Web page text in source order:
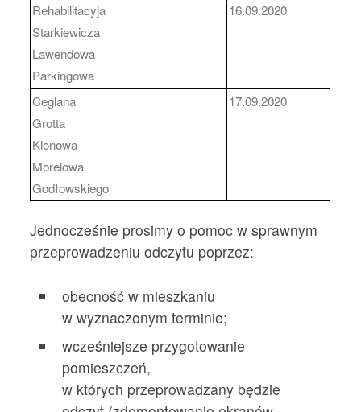
Rehabilitacyja
Starkiewicza
Lawendowa
Parkingowa
16.09.2020
Ceglana
Grotta
Klonowa
Morelowa
Godłowskiego
17.09.2020
Jednocześnie prosimy o pomoc w sprawnym
przeprowadzeniu odczytu poprzez:
obecność w mieszkaniu
w wyznaczonym terminie;
wcześniejsze przygotowanie
pomieszczeń,
w których przeprowadzany będzie